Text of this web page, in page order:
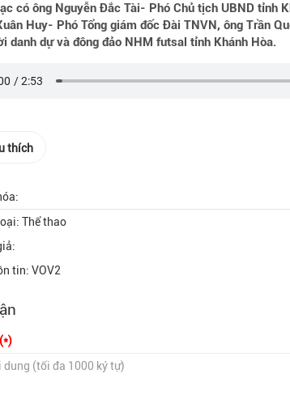
có ông Nguyễn Đắc Tài- Phó Chủ tịch UBND tỉnh
Huy- Phó Tổng giám đốc Đài TNVN, ông Trần
danh dự và đông đảo NHM futsal tỉnh Khánh Hòa.
thích
Thể thao
tin: VOV2
(*)